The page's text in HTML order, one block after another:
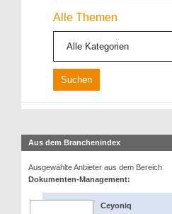
Alle Themen
Aus dem Branchenindex
Ausgewählte Anbieter aus dem Bereich
Dokumenten-Management:
Ceyoniq